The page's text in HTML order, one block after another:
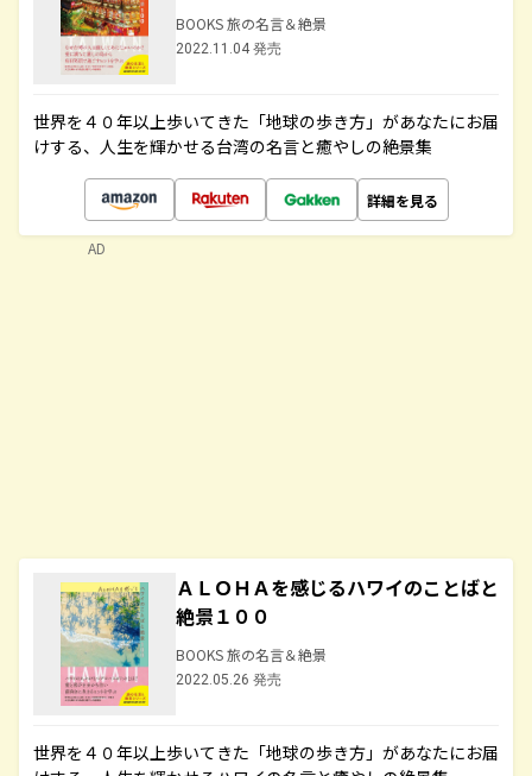
BOOKS 旅の名言＆絶景
2022.11.04 発売
世界を４０年以上歩いてきた「地球の歩き方」があなたにお届
けする、人生を輝かせる台湾の名言と癒やしの絶景集
詳細を見る
ＡＬＯＨＡを感じるハワイのことばと
絶景１００
BOOKS 旅の名言＆絶景
2022.05.26 発売
世界を４０年以上歩いてきた「地球の歩き方」があなたにお届
AD